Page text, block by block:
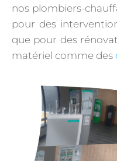
nos plombiers-
pour des
que pour des
matériel comme des